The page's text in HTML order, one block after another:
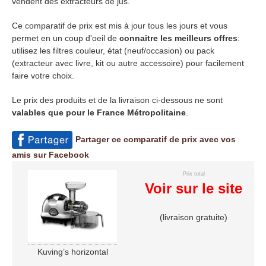
Ce comparatif de prix est mis à jour tous les jours et vous
permet en un coup d'oeil de connaitre les meilleurs offres:
utilisez les filtres couleur, état (neuf/occasion) ou pack
(extracteur avec livre, kit ou autre accessoire) pour facilement
faire votre choix.
Le prix des produits et de la livraison ci-dessous ne sont
valables que pour le France Métropolitaine
Partager ce comparatif de prix avec vos
amis sur Facebook
Kuving’s horizontal
Prix total
Voir sur le site
(livraison gratuite)